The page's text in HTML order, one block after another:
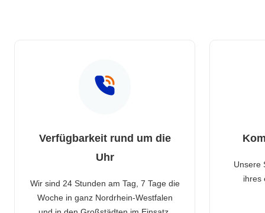
Verfügbarkeit rund um die
Uhr
Wir sind 24 Stunden am Tag, 7 Tage die
Woche in ganz Nordrhein-Westfalen
Unsere
ihres